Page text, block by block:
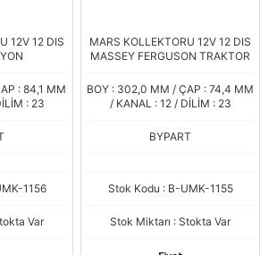
12V 12 DIS
: 84,1 MM
: 23
1156
Var
MARS KOLLEKTORU 12V 12 DIS
MASSEY FERGUSON TRAKTOR
BOY : 302,0 MM / ÇAP : 74,4 MM
/ KANAL : 12 / DİLİM : 23
BYPART
Stok Kodu : B-UMK-1155
Stok Miktarı : Stokta Var